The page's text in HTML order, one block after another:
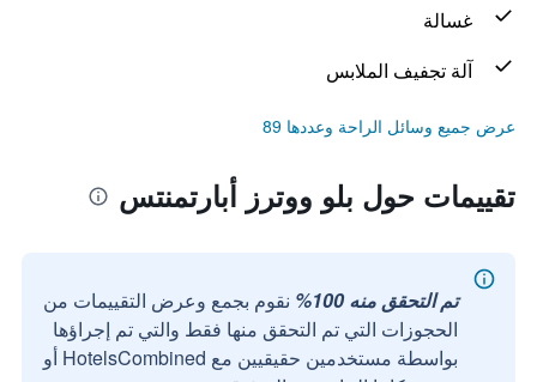
غسالة
آلة تجفيف الملابس
عرض جميع وسائل الراحة وعددها 89
تقييمات حول بلو ووترز أبارتمنتس
تم التحقق منه 100%
نقوم بجمع وعرض التقييمات من
الحجوزات التي تم التحقق منها فقط والتي تم إجراؤها
بواسطة مستخدمين حقيقيين مع HotelsCombined أو